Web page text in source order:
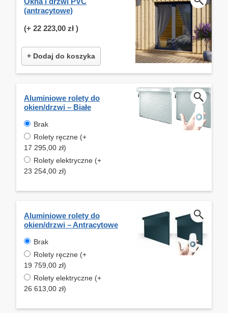
(antracytowe)
(+ 22 223,00 zł )
+ Dodaj do koszyka
Aluminiowe rolety do
okien/drzwi – Białe
Brak
Rolety ręczne (+
17 295,00 zł)
Rolety elektryczne (+
23 254,00 zł)
Aluminiowe rolety do
okien/drzwi – Antracytowe
Brak
Rolety ręczne (+
19 759,00 zł)
Rolety elektryczne (+
26 613,00 zł)